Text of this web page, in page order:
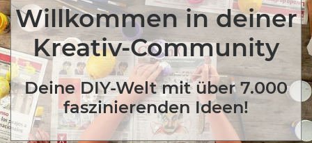
Willkommen in deiner
Kreativ-Community
Deine DIY-Welt mit über 7.000
faszinierenden Ideen!